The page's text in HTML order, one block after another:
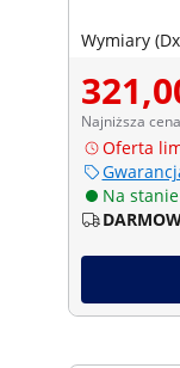
Wymiary
Najniższa
Oferta
Na stanie